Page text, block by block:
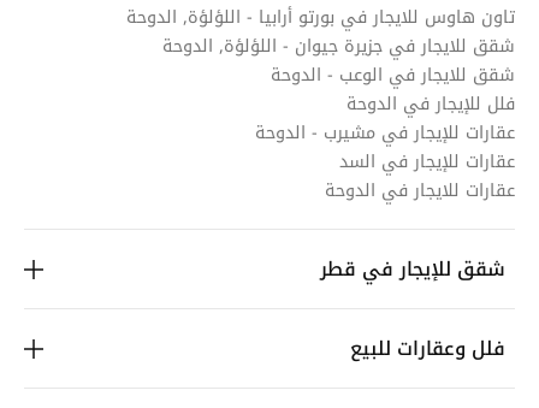
تاون هاوس للايجار في بورتو أرابيا - اللؤلؤة, الدوحة
شقق للايجار في جزيرة جيوان - اللؤلؤة, الدوحة
شقق للايجار في الوعب - الدوحة
فلل للإيجار في الدوحة
عقارات للإيجار في مشيرب - الدوحة
عقارات للإيجار في السد
عقارات للايجار في الدوحة
شقق للإيجار في قطر
فلل وعقارات للبيع